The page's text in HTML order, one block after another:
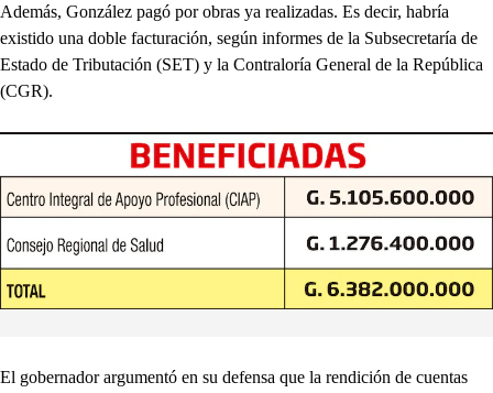
Además, González pagó por obras ya realizadas. Es decir, habría
existido una doble facturación, según informes de la Subsecretaría de
Estado de Tributación (SET) y la Contraloría General de la República
(CGR).
El gobernador argumentó en su defensa que la rendición de cuentas